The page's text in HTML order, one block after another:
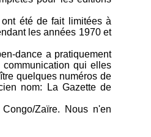
été de fait limitées à
les années 1970 et
dance a pratiquement
qui elles
quelques numéros de
nom: La Gazette de
Zaïre. Nous n'en